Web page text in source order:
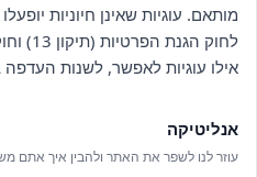
אזור אישי
מדיניות פרטיות
הצהרת נגישות
מותאם. עוגיות שאינן חיוניות
לחוק
אילו עוגיות לאפשר, לשנות
אנליטיקה
עוזר לנו לשפר את האתר ולהבין איך אתם